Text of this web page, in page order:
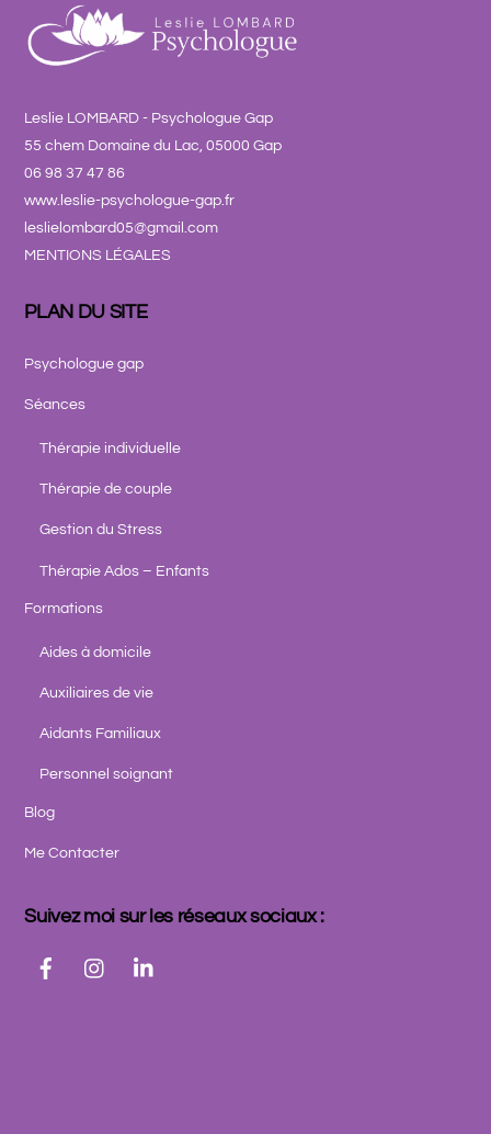
Leslie LOMBARD - Psychologue Gap
55 chem Domaine du Lac, 05000 Gap
06 98 37 47 86
www.leslie-psychologue-gap.fr
leslielombard05@gmail.com
MENTIONS LÉGALES
PLAN DU SITE
Psychologue gap
Séances
Thérapie individuelle
Thérapie de couple
Gestion du Stress
Thérapie Ados – Enfants
Formations
Aides à domicile
Auxiliaires de vie
Aidants Familiaux
Personnel soignant
Blog
Me Contacter
Suivez moi sur les réseaux sociaux :